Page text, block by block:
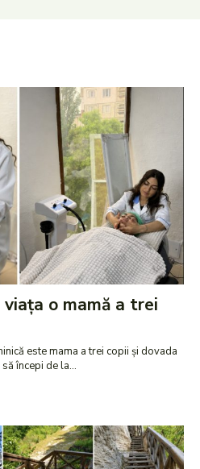
o mamă a trei
este mama a trei copii și dovada
începi de la...